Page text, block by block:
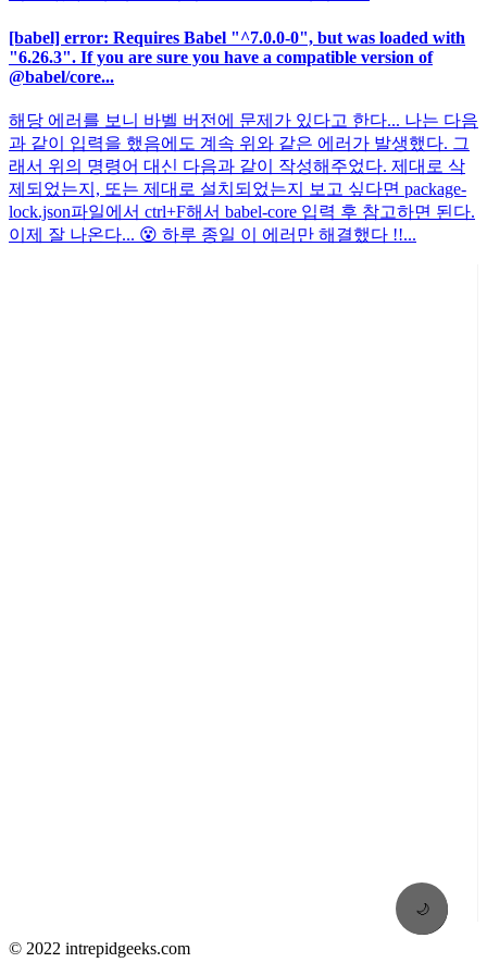
🌙
[babel] error: Requires Babel "^7.0.0-0", but was loaded with
"6.26.3". If you are sure you have a compatible version of
@babel/core...
해당 에러를 보니 바벨 버전에 문제가 있다고 한다... 나는 다음
과 같이 입력을 했음에도 계속 위와 같은 에러가 발생했다. 그
래서 위의 명령어 대신 다음과 같이 작성해주었다. 제대로 삭
제되었는지, 또는 제대로 설치되었는지 보고 싶다면 package-
lock.json파일에서 ctrl+F해서 babel-core 입력 후 참고하면 된다.
이제 잘 나온다... 😵 하루 종일 이 에러만 해결했다 !!...
© 2022 intrepidgeeks.com